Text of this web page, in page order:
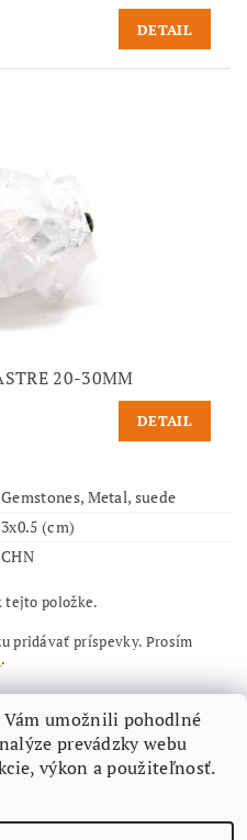
DETAIL
20-30MM
DETAIL
Gemstones, Metal, suede
3x0.5 (cm)
CHN
tejto položke.
pridávať príspevky. Prosím
.
Facebooku
Vám umožnili pohodlné
prevádzky webu
výkon a použiteľnosť.